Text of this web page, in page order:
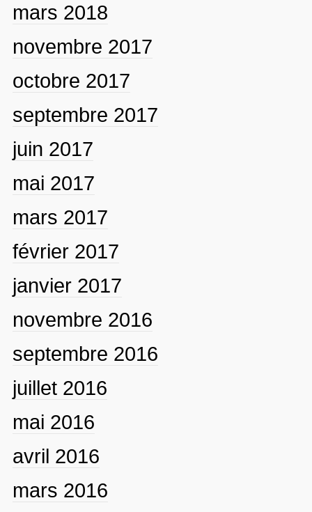
mars 2018
novembre 2017
octobre 2017
septembre 2017
juin 2017
mai 2017
mars 2017
février 2017
janvier 2017
novembre 2016
septembre 2016
juillet 2016
mai 2016
avril 2016
mars 2016